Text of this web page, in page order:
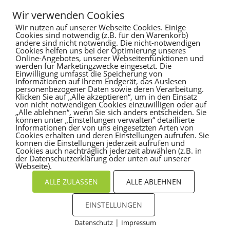
Recent Comments
Es sind keine Kommentare vorhanden.
Wir verwenden Cookies
Wir nutzen auf unserer Webseite Cookies. Einige
Cookies sind notwendig (z.B. für den Warenkorb)
andere sind nicht notwendig. Die nicht-notwendigen
Cookies helfen uns bei der Optimierung unseres
Online-Angebotes, unserer Webseitenfunktionen und
werden für Marketingzwecke eingesetzt. Die
Einwilligung umfasst die Speicherung von
Informationen auf Ihrem Endgerät, das Auslesen
personenbezogener Daten sowie deren Verarbeitung.
Klicken Sie auf „Alle akzeptieren“, um in den Einsatz
von nicht notwendigen Cookies einzuwilligen oder auf
„Alle ablehnen“, wenn Sie sich anders entscheiden. Sie
können unter „Einstellungen verwalten“ detaillierte
Informationen der von uns eingesetzten Arten von
Cookies erhalten und deren Einstellungen aufrufen. Sie
können die Einstellungen jederzeit aufrufen und
Cookies auch nachträglich jederzeit abwählen (z.B. in
der Datenschutzerklärung oder unten auf unserer
Webseite).
ALLE ZULASSEN ALLE ABLEHNEN
EINSTELLUNGEN
Datenschutz| Impressum